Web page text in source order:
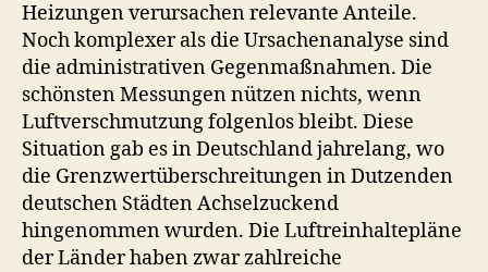
Heizungen verursachen relevante Anteile.
Noch komplexer als die Ursachenanalyse sind
die administrativen Gegenmaßnahmen. Die
schönsten Messungen nützen nichts, wenn
Luftverschmutzung folgenlos bleibt. Diese
Situation gab es in Deutschland jahrelang, wo
die Grenzwertüberschreitungen in Dutzenden
deutschen Städten Achselzuckend
hingenommen wurden. Die Luftreinhaltepläne
der Länder haben zwar zahlreiche